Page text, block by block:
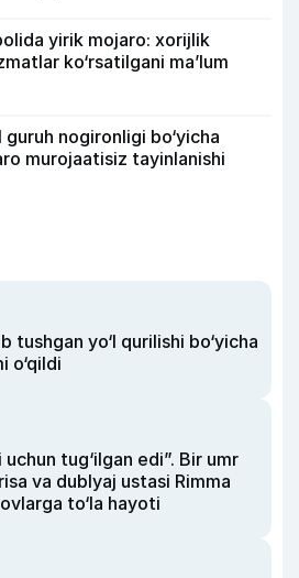
yirik mojaro: xorijlik
ko‘rsatilgani ma’lum
guruh nogironligi bo‘yicha
murojaatisiz tayinlanishi
tushgan yo‘l qurilishi bo‘yicha
o‘qildi
tug‘ilgan edi”. Bir umr
va dublyaj ustasi Rimma
to‘la hayoti